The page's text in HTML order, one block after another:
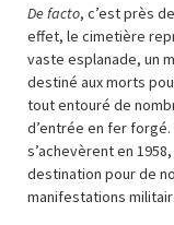
De facto, c’est près
effet, le cimetière
vaste esplanade, un
destiné aux morts
tout entouré de
d’entrée en fer
s’achevèrent en
destination pour de
manifestations